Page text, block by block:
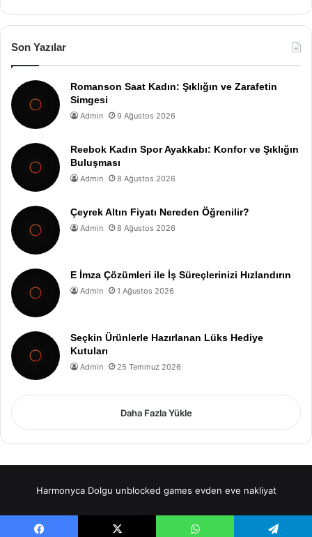
Son Yazılar
Romanson Saat Kadın: Şıklığın ve Zarafetin
Simgesi
Admin 9 Ağustos 2026
Reebok Kadın Spor Ayakkabı: Konfor ve Şıklığın
Buluşması
Admin 8 Ağustos 2026
Çeyrek Altın Fiyatı Nereden Öğrenilir?
Admin 8 Ağustos 2026
E İmza Çözümleri ile İş Süreçlerinizi Hızlandırın
Admin 1 Ağustos 2026
Seçkin Ürünlerle Hazırlanan Lüks Hediye
Kutuları
Admin 25 Temmuz 2026
Daha Fazla Yükle
Harmonyca Dolgu unblocked games evden eve nakliyat